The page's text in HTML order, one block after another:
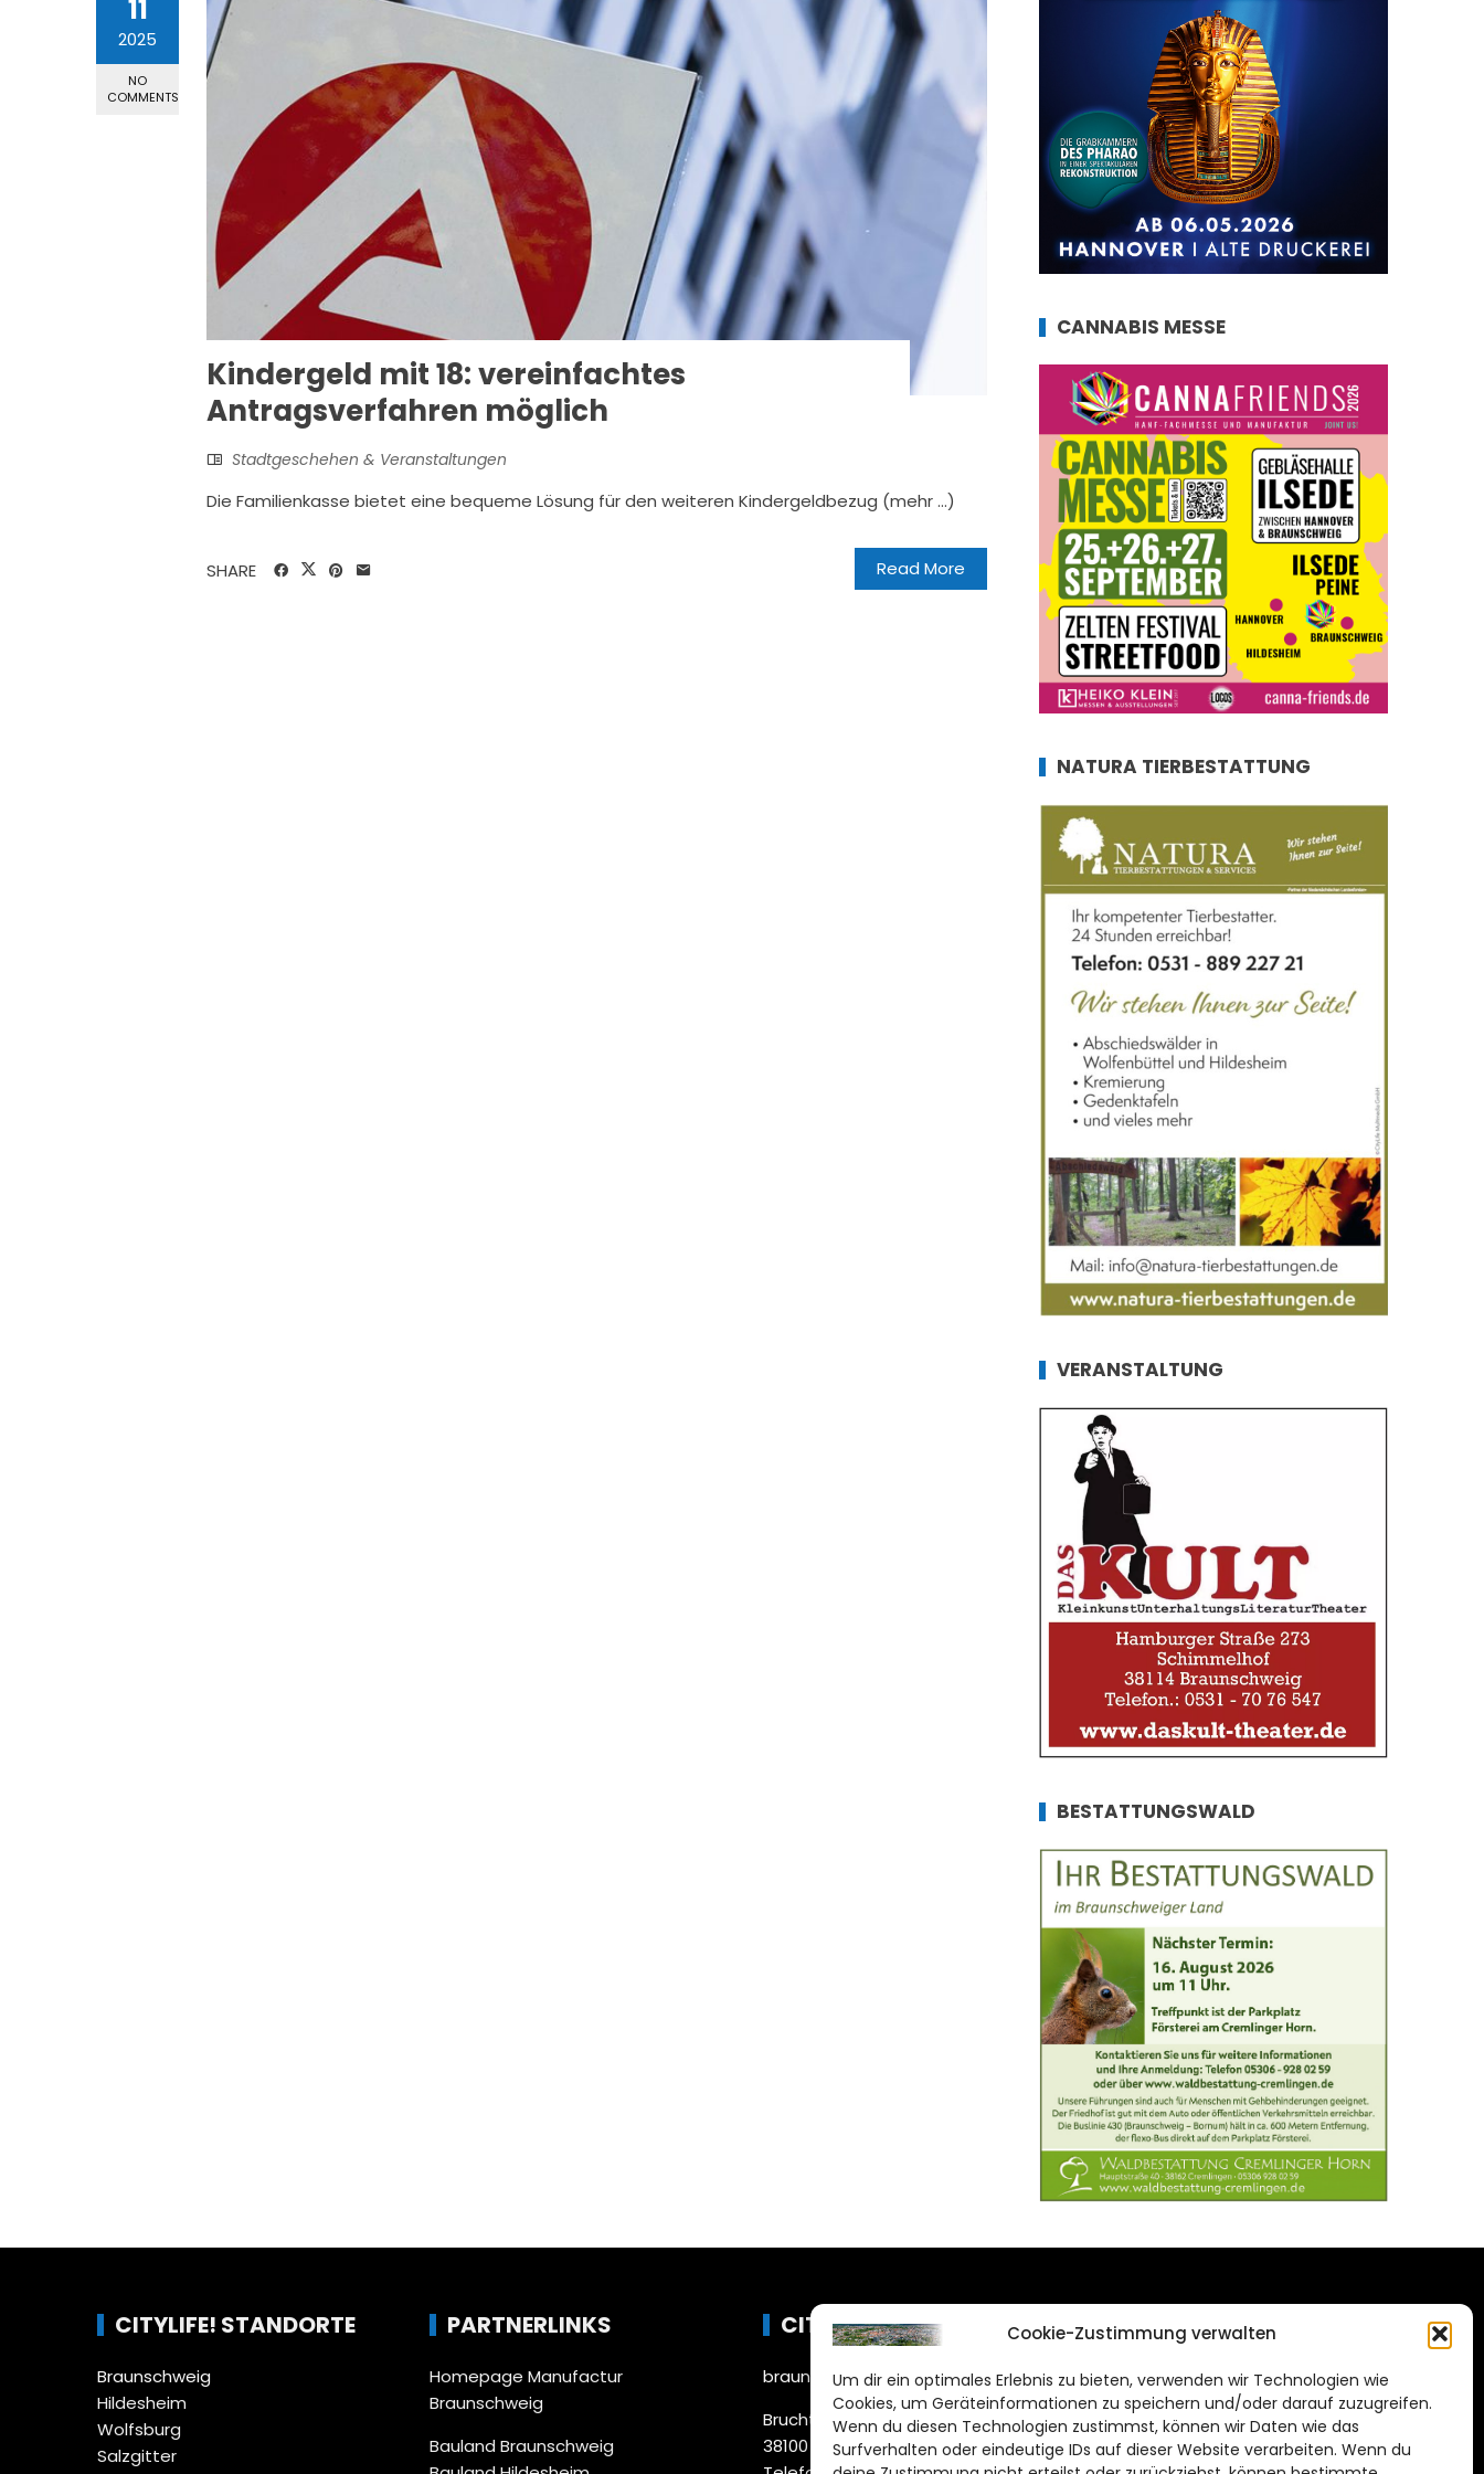
Cookie-Zustimmung verwalten
Um dir ein optimales Erlebnis zu bieten, verwenden wir Technologien wie
Cookies, um Geräteinformationen zu speichern und/oder darauf zuzugreifen.
Wenn du diesen Technologien zustimmst, können wir Daten wie das
Surfverhalten oder eindeutige IDs auf dieser Website verarbeiten. Wenn du
11
2025
NO
COMMENTS
Kindergeld mit 18: vereinfachtes
Antragsverfahren möglich
Stadtgeschehen & Veranstaltungen
Die Familienkasse bietet eine bequeme Lösung für den weiteren Kindergeldbezug (mehr …)
Read More
SHARE
CANNABIS MESSE
NATURA TIERBESTATTUNG
VERANSTALTUNG
BESTATTUNGSWALD
CITYLIFE! STANDORTE
Braunschweig
Hildesheim
Wolfsburg
Salzgitter
PARTNERLINKS
Homepage Manufactur
Braunschweig
Bauland Braunschweig
CITYLIFE!
braunschweig@citylifemedien.de
Bruchtorwall 12
38100 Braunschweig
DAS STADTMAGAZIN
FÜR BRAUNSCHWEIG
Impressum
Datenschutzerklärung
Cookie Richtlinie